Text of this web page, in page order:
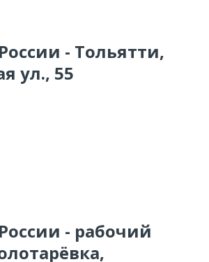
- Тольятти,
ул., 55
- рабочий